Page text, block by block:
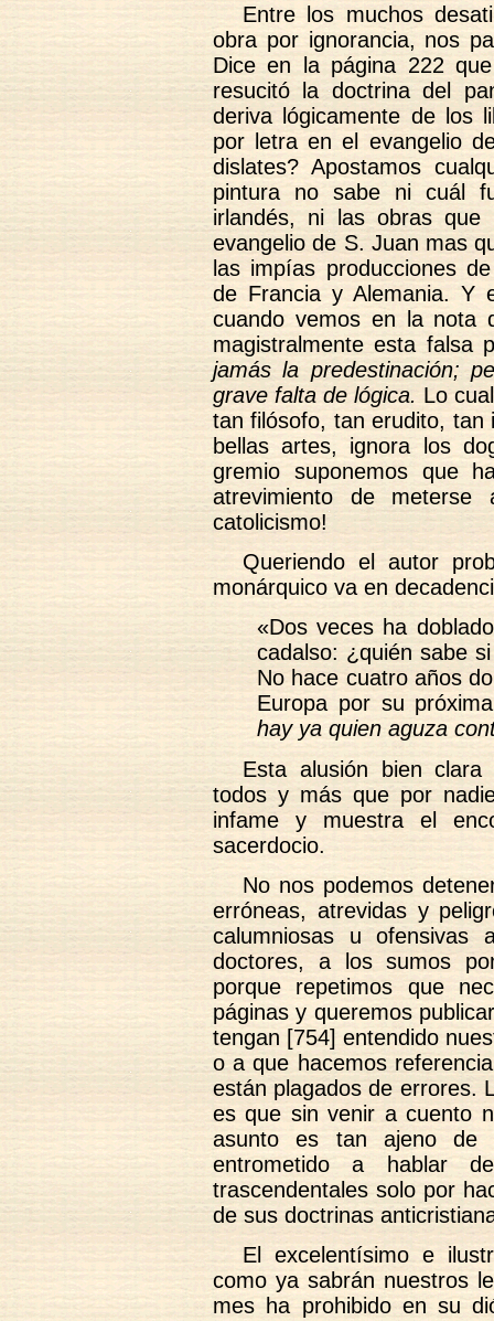
Entre los muchos
obra por ignorancia, nos
Dice en la página 222
resucitó la doctrina del
deriva lógicamente de los
por letra en el evangelio
dislates? Apostamos
pintura no sabe ni cuál
irlandés, ni las obras
evangelio de S. Juan mas
las impías producciones
de Francia y Alemania. Y
cuando vemos en la nota
magistralmente esta falsa
jamás la predestinación;
grave falta de lógica. Lo
tan filósofo, tan erudito, tan
bellas artes, ignora los
gremio suponemos que
atrevimiento de
catolicismo!
Queriendo el autor
monárquico va en
«Dos veces ha
cadalso: ¿quién sabe
No hace cuatro años
Europa por su
hay ya quien aguza
Esta alusión bien
todos y más que por
infame y muestra el
sacerdocio.
No nos podemos
erróneas, atrevidas y
calumniosas u
doctores, a los sumos
porque repetimos que
páginas y queremos
tengan [754] entendido
o a que hacemos
están plagados de errores.
es que sin venir a cuento
asunto es tan ajeno de
entrometido a hablar
trascendentales solo por
de sus doctrinas
El excelentísimo e
como ya sabrán nuestros
mes ha prohibido en su